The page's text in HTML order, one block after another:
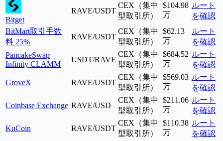
Bitget
RAVE/USDT
CEX（集中
型取引所）
$104.98
万
ルート
を確認
BitMart取引手数
料 25%
RAVE/USDT
CEX（集中
型取引所）
$62.13
万
ルート
を確認
PancakeSwap
Infinity CLAMM
USDT/RAVE
CEX（集中
型取引所）
$684.52
万
ルート
を確認
GroveX RAVE/USDT
CEX（集中
型取引所）
$569.03
万
ルート
を確認
Coinbase Exchange RAVE/USD
CEX（集中
型取引所）
$211.06
万
ルート
を確認
KuCoin RAVE/USDT
CEX（集中
型取引所）
$110.38
万
ルート
を確認